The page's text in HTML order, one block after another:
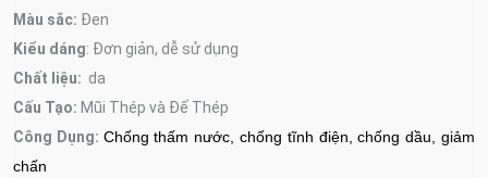
Màu sắc: Đen
Kiểu dáng: Đơn giản, dễ sử dụng
Chất liệu: da
Cấu Tạo: Mũi Thép và Đế Thép
Công Dụng: Chống thấm nước, chống tĩnh điện, chống dầu, giảm
chấn